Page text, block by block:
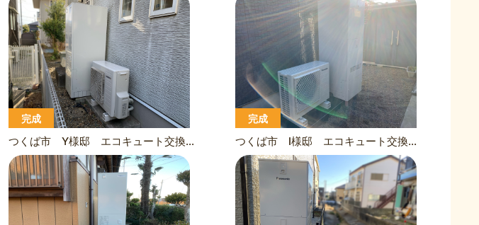
完成
つくば市 Y様邸 エコキュート交換工事
完成
つくば市 I様邸 エコキュート交換工事